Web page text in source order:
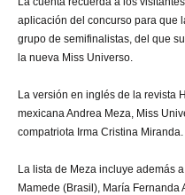
aplicación del concurso para que
grupo de semifinalistas, del que
la nueva Miss Universo.
La versión en inglés de la revista
mexicana Andrea Meza, Miss
compatriota Irma Cristina Miranda.
La lista de Meza incluye además
Mamede (Brasil), María Fernanda